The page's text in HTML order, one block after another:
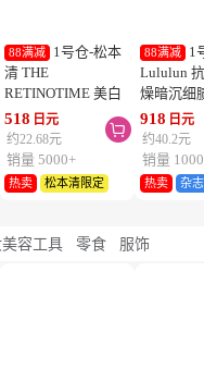
88满减
1号仓-松本
清 THE
RETINOTIME 美白
系列 维C诱导体 烟
酰胺 奢华面膜 1片
518 日元
约22.68元

销量 5000+
热卖 松本清限定
88满减
1
Lululun
燥暗沉细
泌体精华
7片
肤弹力透
918 日元
约40.2元
销量
热卖 杂
容工具 零食 服饰